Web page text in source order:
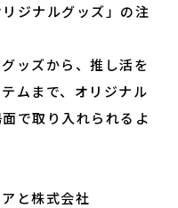
ジナルグッズ」の注
ッズから、推し活を
ムまで、オリジナル
で取り入れられるよ
と株式会社